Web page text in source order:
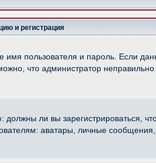
и регистрация
имя пользователя и пароль. Если
что администратор
должны ли вы зарегистрироваться,
аватары, личные сообщения,